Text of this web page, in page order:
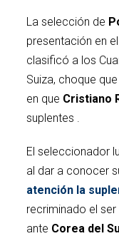
La selección de
presentación en el
clasificó a los
Suiza, choque
en que Cristiano
suplentes .
El seleccionador
al dar a conocer
atención la
recriminado el
ante Corea del